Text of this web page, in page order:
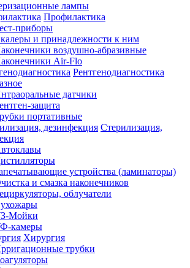
лампы
Профилактика
приборы
и принадлежности к ним
воздушно-абразивные
Air-Flo
Рентгенодиагностика
датчики
защита
портативные
Стерилизация,
устройства (ламинаторы)
и смазка наконечников
облучатели
Мойки
камеры
Хирургия
трубки